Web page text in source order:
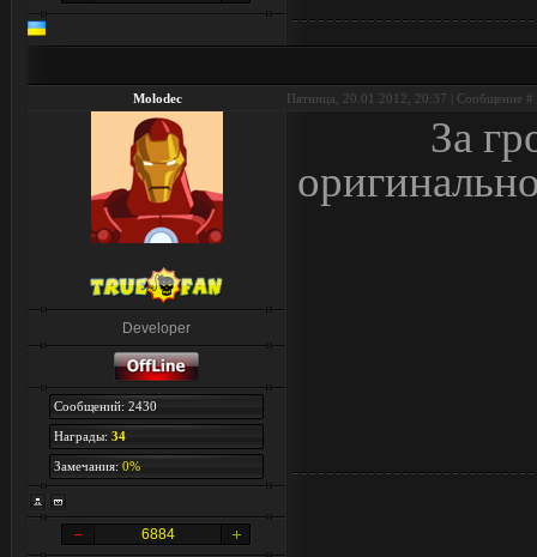
Molodec Пятница, 20.01.2012, 20:37 | Сообщение #
Developer
Сообщений: 2430
Награды: 34
Замечания: 0%
6884
За